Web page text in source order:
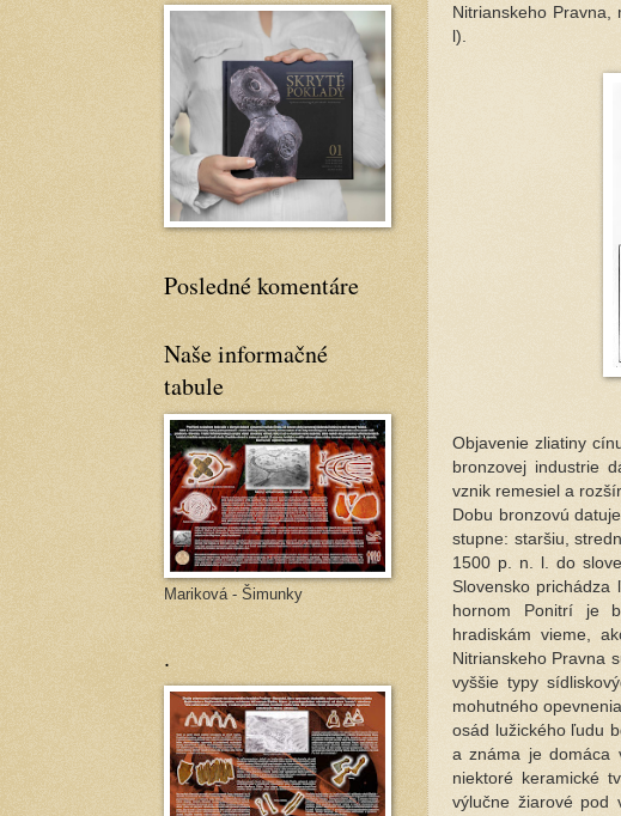
Nitrianskeho
l).
Objavenie zliatiny
bronzovej industrie
vznik remesiel a
Dobu bronzovú
stupne: staršiu,
1500 p. n. l. do
Slovensko
hornom Ponitrí je
hradiskám vieme,
Nitrianskeho Pravna
vyššie typy
mohutného
osád lužického ľudu
a známa je domáca
niektoré keramické
výlučne žiarové pod
Posledné komentáre
Naše informačné
tabule
Mariková - Šimunky
.